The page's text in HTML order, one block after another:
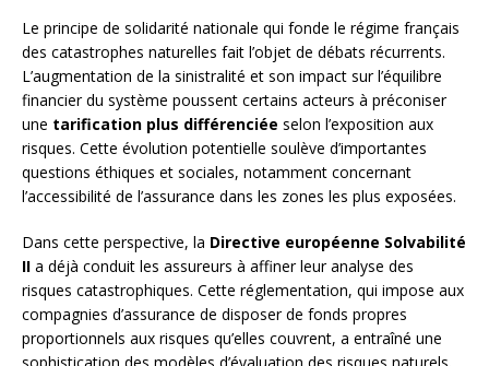
Le principe de solidarité nationale qui fonde le régime français
des catastrophes naturelles fait l’objet de débats récurrents.
L’augmentation de la sinistralité et son impact sur l’équilibre
financier du système poussent certains acteurs à préconiser
une tarification plus différenciée selon l’exposition aux
risques. Cette évolution potentielle soulève d’importantes
questions éthiques et sociales, notamment concernant
l’accessibilité de l’assurance dans les zones les plus exposées.
Dans cette perspective, la Directive européenne Solvabilité
II a déjà conduit les assureurs à affiner leur analyse des
risques catastrophiques. Cette réglementation, qui impose aux
compagnies d’assurance de disposer de fonds propres
proportionnels aux risques qu’elles couvrent, a entraîné une